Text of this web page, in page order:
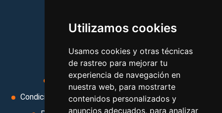
Utilizamos cookies
Usamos cookies y otras técnicas
de rastreo para mejorar tu
experiencia de navegación en
nuestra web, para mostrarte
contenidos personalizados y
anuncios adecuados, para analizar
viajes, y mucho más!
MI AGENCIA
Aviso legal
Condiciones de uso
Condiciones Generales
Ley de Viajes Combinados